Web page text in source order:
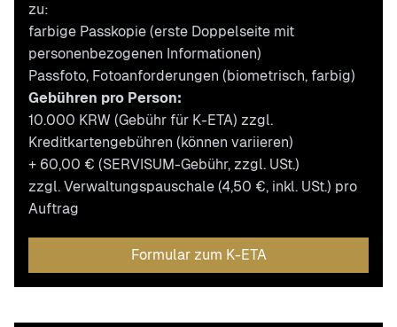
zu:
farbige Passkopie (erste Doppelseite mit
personenbezogenen Informationen)
Passfoto, Fotoanforderungen (biometrisch, farbig)
Gebühren pro Person:
10.000 KRW (Gebühr für K-ETA) zzgl.
Kreditkartengebühren (können variieren)
+ 60,00 € (SERVISUM-Gebühr, zzgl. USt.)
zzgl. Verwaltungspauschale (4,50 €, inkl. USt.) pro
Auftrag
Formular zum K-ETA